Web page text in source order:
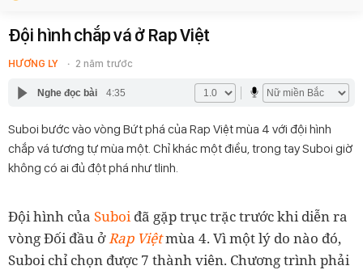
Đội hình chắp vá ở Rap Việt
HƯƠNG LY 2 năm trước
Nghe đọc bài 4:35
Suboi bước vào vòng Bứt phá của Rap Việt mùa 4 với đội hình
chắp vá tương tự mùa một. Chỉ khác một điều, trong tay Suboi giờ
không có ai đủ đột phá như tlinh.
Đội hình của Suboiđã gặp trục trặc trước khi diễn ra
vòng Đối đầu ởRap Việtmùa 4. Vì một lý do nào đó,
Suboi chỉ chọn được 7 thành viên. Chương trình phải